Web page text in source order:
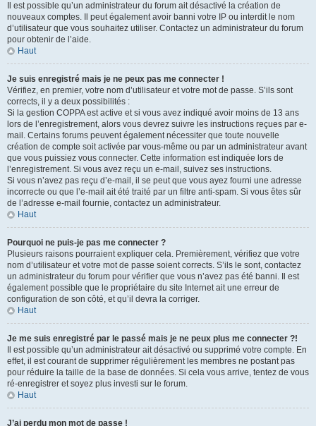
Il est possible qu’un administrateur du forum ait désactivé la création de
nouveaux comptes. Il peut également avoir banni votre IP ou interdit le nom
d’utilisateur que vous souhaitez utiliser. Contactez un administrateur du forum
pour obtenir de l’aide.
Haut
Je suis enregistré mais je ne peux pas me connecter !
Vérifiez, en premier, votre nom d’utilisateur et votre mot de passe. S’ils sont
corrects, il y a deux possibilités :
Si la gestion COPPA est active et si vous avez indiqué avoir moins de 13 ans
lors de l’enregistrement, alors vous devrez suivre les instructions reçues par e-
mail. Certains forums peuvent également nécessiter que toute nouvelle
création de compte soit activée par vous-même ou par un administrateur avant
que vous puissiez vous connecter. Cette information est indiquée lors de
l’enregistrement. Si vous avez reçu un e-mail, suivez ses instructions.
Si vous n’avez pas reçu d’e-mail, il se peut que vous ayez fourni une adresse
incorrecte ou que l’e-mail ait été traité par un filtre anti-spam. Si vous êtes sûr
de l’adresse e-mail fournie, contactez un administrateur.
Haut
Pourquoi ne puis-je pas me connecter ?
Plusieurs raisons pourraient expliquer cela. Premièrement, vérifiez que votre
nom d’utilisateur et votre mot de passe soient corrects. S’ils le sont, contactez
un administrateur du forum pour vérifier que vous n’avez pas été banni. Il est
également possible que le propriétaire du site Internet ait une erreur de
configuration de son côté, et qu’il devra la corriger.
Haut
Je me suis enregistré par le passé mais je ne peux plus me connecter ?!
Il est possible qu’un administrateur ait désactivé ou supprimé votre compte. En
effet, il est courant de supprimer régulièrement les membres ne postant pas
pour réduire la taille de la base de données. Si cela vous arrive, tentez de vous
ré-enregistrer et soyez plus investi sur le forum.
Haut
J’ai perdu mon mot de passe !